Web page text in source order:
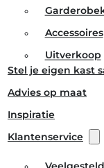
Accessoires
Uitverkoop
Stel je eigen kast
Advies op maat
Inspiratie
Klantenservice